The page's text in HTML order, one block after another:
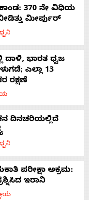
370 ನೇ ವಿಧಿಯ
ಮೀರ್ಪುರ್
ದಾಳಿ, ಭಾರತ ಧ್ವಜ
ಎಲ್ಲಾ 13
ರಕ್ಷಣೆ
ದಿನಚರಿಯಲ್ಲಿದೆ
ಪರೀಕ್ಷಾ ಅಕ್ರಮ:
ಇರಾನಿ